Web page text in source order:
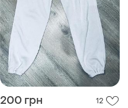
200 грн 12